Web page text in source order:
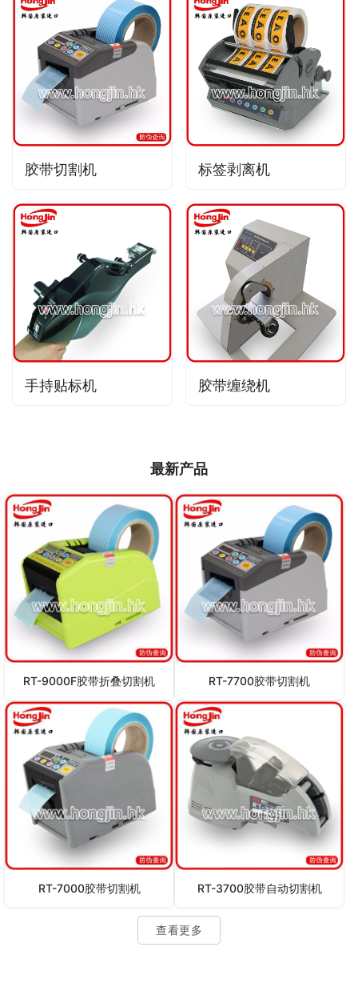
胶带切割机 标签剥离机
手持贴标机 胶带缠绕机
最新产品
RT-9000F胶带折叠切割机 RT-7700胶带切割机
RT-7000胶带切割机 RT-3700胶带自动切割机
查看更多